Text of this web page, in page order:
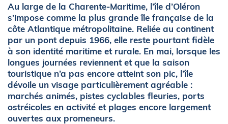
Au large de la Charente-Maritime, l’île d’Oléron
s’impose comme la plus grande île française de la
côte Atlantique métropolitaine. Reliée au continent
par un pont depuis 1966, elle reste pourtant fidèle
à son identité maritime et rurale. En mai, lorsque les
longues journées reviennent et que la saison
touristique n’a pas encore atteint son pic, l’île
dévoile un visage particulièrement agréable :
marchés animés, pistes cyclables fleuries, ports
ostréicoles en activité et plages encore largement
ouvertes aux promeneurs.